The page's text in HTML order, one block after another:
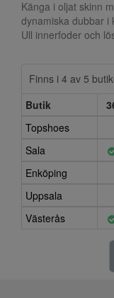
Känga i oljat skinn
dynamiska dubbar i
Ull innerfoder och
Finns i 4 av 5
Butik
Topshoes
Sala
Enköping
Uppsala
Västerås